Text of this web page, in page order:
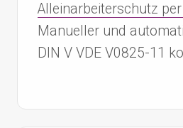
Alleinarbeiterschutz
Manueller und
DIN V VDE V0825-11